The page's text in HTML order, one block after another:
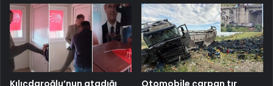
Kılıçdaroğlu’nun atadığı
Otomobile çarpan tır